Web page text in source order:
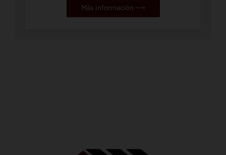
Más información ⟶